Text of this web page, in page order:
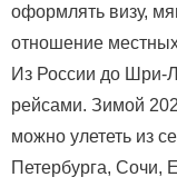
оформлять визу,
отношение
Из России до Шри-
рейсами. Зимой
можно улететь из
Петербурга, Сочи,